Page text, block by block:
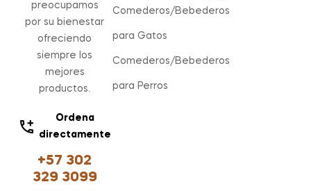
preocupamos
por su bienestar
ofreciendo
siempre los
mejores
productos.
Ordena
directamente
+57 302
329 3099
Comederos/Bebederos
para Gatos
Comederos/Bebederos
para Perros